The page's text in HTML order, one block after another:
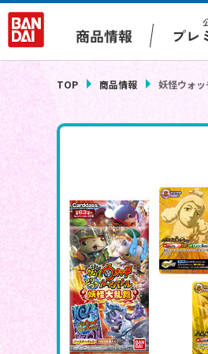
商品情報 プレ
TOP 商品情報 妖怪ウォ